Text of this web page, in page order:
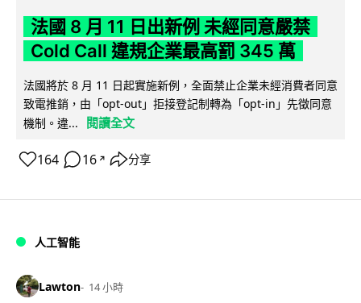
法國 8 月 11 日出新例 未經同意嚴禁
Cold Call 違規企業最高罰 345 萬
法國將於 8 月 11 日起實施新例，全面禁止企業未經消費者同意
致電推銷，由「opt-out」拒接登記制轉為「opt-in」先徵同意
機制。違...
閱讀全文
164 16 ↗ 分享
人工智能
Lawton 14 小時